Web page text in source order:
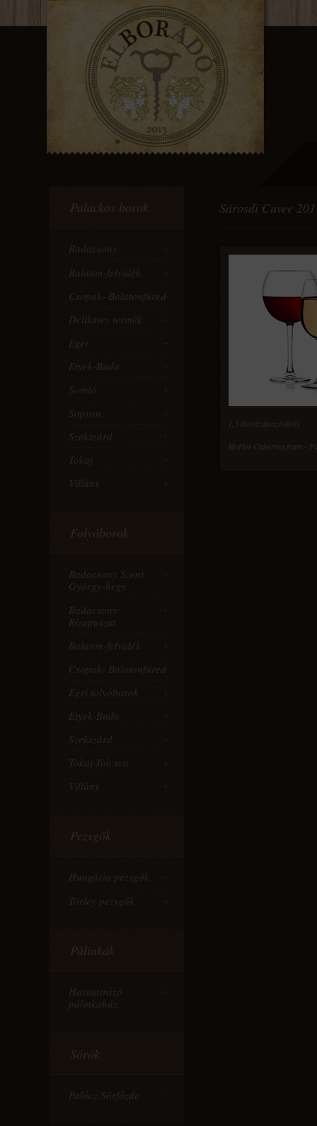
Palackos borok
Badacsony
Balaton-felvidék
Csopak- Balatonfüred
Delikates termék
Eger
Etyek-Buda
Somló
Sopron
Szekszárd
Tokaj
Villány
Folyóborok
Badacsony Szent
György-hegy
Badacsony:
Rizapuszta
Balaton-felvidék
Csopak- Balatonfüred
Egri folyóborok
Etyek-Buda
Szekszárd
Tokaj-Tolcsva
Villány
Pezsgők
Hungária pezsgők
Törley pezsgők
Pálinkák
Harmatrázó
pálinkaház
Sörök
Palócz Sörfőzde
Sárosdi Cuvee
1,5 liter/száraz/vörös
Merlot-Cabernet franc-